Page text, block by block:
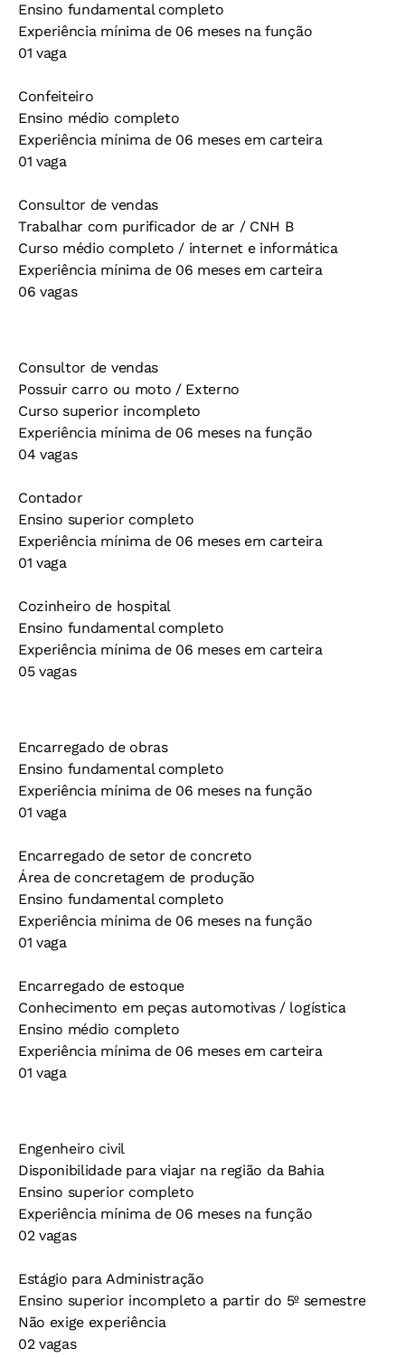
Ensino fundamental completo
Experiência mínima de 06 meses na função
01 vaga
Confeiteiro
Ensino médio completo
Experiência mínima de 06 meses em carteira
01 vaga
Consultor de vendas
Trabalhar com purificador de ar / CNH B
Curso médio completo / internet e informática
Experiência mínima de 06 meses em carteira
06 vagas
Consultor de vendas
Possuir carro ou moto / Externo
Curso superior incompleto
Experiência mínima de 06 meses na função
04 vagas
Contador
Ensino superior completo
Experiência mínima de 06 meses em carteira
01 vaga
Cozinheiro de hospital
Ensino fundamental completo
Experiência mínima de 06 meses em carteira
05 vagas
Encarregado de obras
Ensino fundamental completo
Experiência mínima de 06 meses na função
01 vaga
Encarregado de setor de concreto
Área de concretagem de produção
Ensino fundamental completo
Experiência mínima de 06 meses na função
01 vaga
Encarregado de estoque
Conhecimento em peças automotivas / logística
Ensino médio completo
Experiência mínima de 06 meses em carteira
01 vaga
Engenheiro civil
Disponibilidade para viajar na região da Bahia
Ensino superior completo
Experiência mínima de 06 meses na função
02 vagas
Estágio para Administração
Ensino superior incompleto a partir do 5º semestre
Não exige experiência
02 vagas